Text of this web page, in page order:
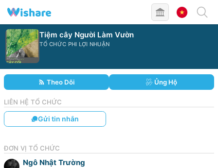
Tiệm cây Người Làm Vườn
TỔ CHỨC PHI LỢI NHUẬN
Theo Dõi Ủng Hộ
LIÊN HỆ TỔ CHỨC
Gửi tin nhắn
ĐƠN VỊ TỔ CHỨC
Ngô Nhật Trường